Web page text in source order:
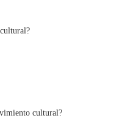
cultural?